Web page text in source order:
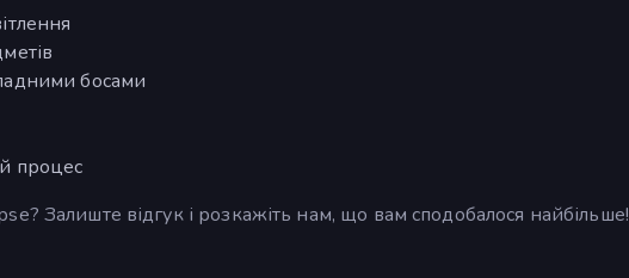
босами
процес
Залиште відгук і розкажіть нам, що вам сподобалося найбільше!